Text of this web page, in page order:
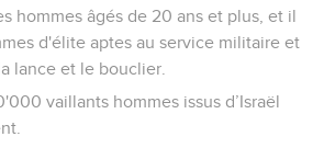
hommes âgés de 20 ans et plus, et il
d'élite aptes au service militaire et
lance et le bouclier.
vaillants hommes issus d’Israël